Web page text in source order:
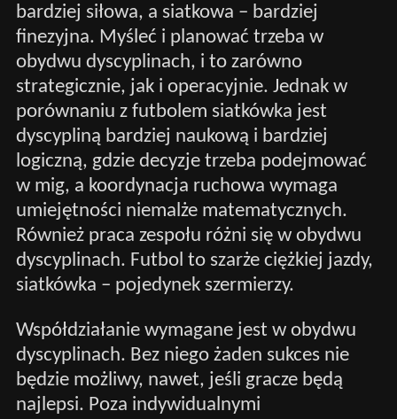
bardziej siłowa, a siatkowa – bardziej
finezyjna. Myśleć i planować trzeba w
obydwu dyscyplinach, i to zarówno
strategicznie, jak i operacyjnie. Jednak w
porównaniu z futbolem siatkówka jest
dyscypliną bardziej naukową i bardziej
logiczną, gdzie decyzje trzeba podejmować
w mig, a koordynacja ruchowa wymaga
umiejętności niemalże matematycznych.
Również praca zespołu różni się w obydwu
dyscyplinach. Futbol to szarże ciężkiej jazdy,
siatkówka – pojedynek szermierzy.
Współdziałanie wymagane jest w obydwu
dyscyplinach. Bez niego żaden sukces nie
będzie możliwy, nawet, jeśli gracze będą
najlepsi. Poza indywidualnymi